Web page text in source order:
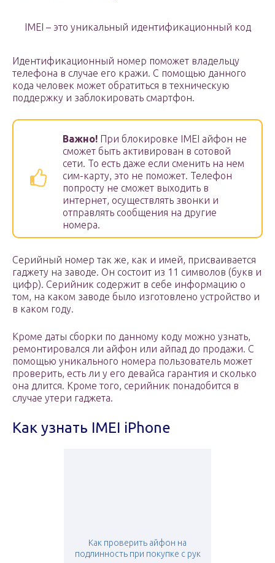
IMEI – это уникальный идентификационный код
Идентификационный номер поможет владельцу
телефона в случае его кражи. С помощью данного
кода человек может обратиться в техническую
поддержку и заблокировать смартфон.
Важно! При блокировке IMEI айфон не
сможет быть активирован в сотовой
сети. То есть даже если сменить на нем
сим-карту, это не поможет. Телефон
попросту не сможет выходить в
интернет, осуществлять звонки и
отправлять сообщения на другие
номера.
Серийный номер так же, как и имей, присваивается
гаджету на заводе. Он состоит из 11 символов (букв и
цифр). Серийник содержит в себе информацию о
том, на каком заводе было изготовлено устройство и
в каком году.
Кроме даты сборки по данному коду можно узнать,
ремонтировался ли айфон или айпад до продажи. С
помощью уникального номера пользователь может
проверить, есть ли у его девайса гарантия и сколько
она длится. Кроме того, серийник понадобится в
случае утери гаджета.
Как узнать IMEI iPhone
Как проверить айфон на
подлинность при покупке с рук